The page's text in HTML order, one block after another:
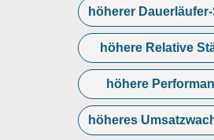
höherer
höhere Relative
höhere
höheres